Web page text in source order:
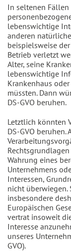
In seltenen
lebenswichtige
anderen
beispielsweise
Betrieb verletzt
Alter, seine
lebenswichtige
Krankenhaus
müssten. Dann
DS-GVO beruhen.
Letztlich könnten
DS-GVO
Wahrung eines
Unternehmens
Interessen,
nicht überwiegen.
insbesondere
Europäischen
vertrat insoweit
Interesse
unseres
GVO).